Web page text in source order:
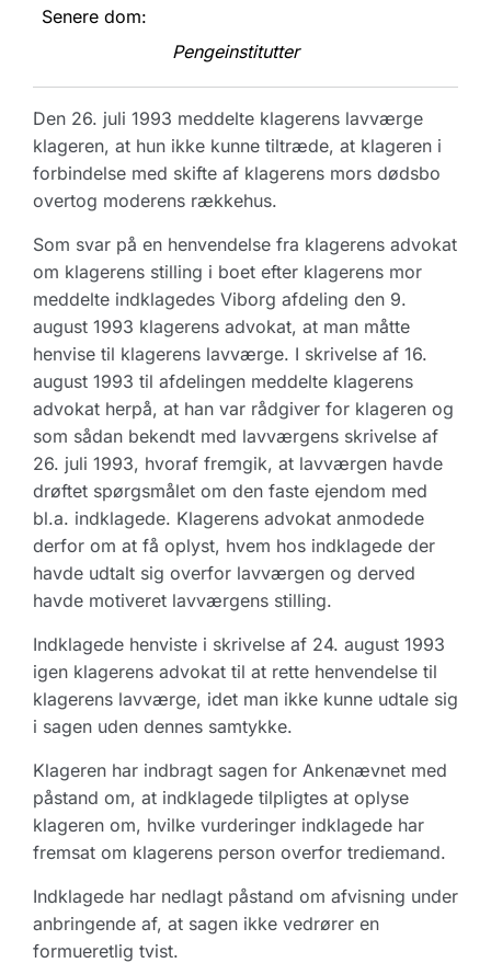
Senere dom:
Pengeinstitutter
Den 26. juli 1993 meddelte klagerens lavværge
klageren, at hun ikke kunne tiltræde, at klageren i
forbindelse med skifte af klagerens mors dødsbo
overtog moderens rækkehus.
Som svar på en henvendelse fra klagerens advokat
om klagerens stilling i boet efter klagerens mor
meddelte indklagedes Viborg afdeling den 9.
august 1993 klagerens advokat, at man måtte
henvise til klagerens lavværge. I skrivelse af 16.
august 1993 til afdelingen meddelte klagerens
advokat herpå, at han var rådgiver for klageren og
som sådan bekendt med lavværgens skrivelse af
26. juli 1993, hvoraf fremgik, at lavværgen havde
drøftet spørgsmålet om den faste ejendom med
bl.a. indklagede. Klagerens advokat anmodede
derfor om at få oplyst, hvem hos indklagede der
havde udtalt sig overfor lavværgen og derved
havde motiveret lavværgens stilling.
Indklagede henviste i skrivelse af 24. august 1993
igen klagerens advokat til at rette henvendelse til
klagerens lavværge, idet man ikke kunne udtale sig
i sagen uden dennes samtykke.
Klageren har indbragt sagen for Ankenævnet med
påstand om, at indklagede tilpligtes at oplyse
klageren om, hvilke vurderinger indklagede har
fremsat om klagerens person overfor trediemand.
Indklagede har nedlagt påstand om afvisning under
anbringende af, at sagen ikke vedrører en
formueretlig tvist.